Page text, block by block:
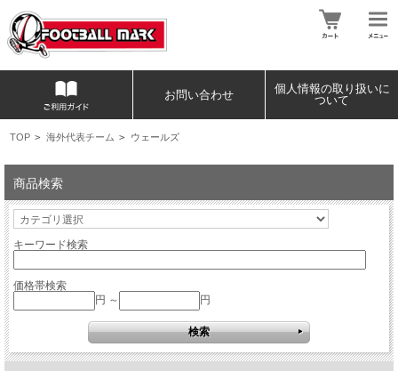
お問い合わせ
個人情報の取り扱いに
ついて
TOP > 海外代表チーム > ウェールズ
商品検索
キーワード検索
価格帯検索
円 ～
円